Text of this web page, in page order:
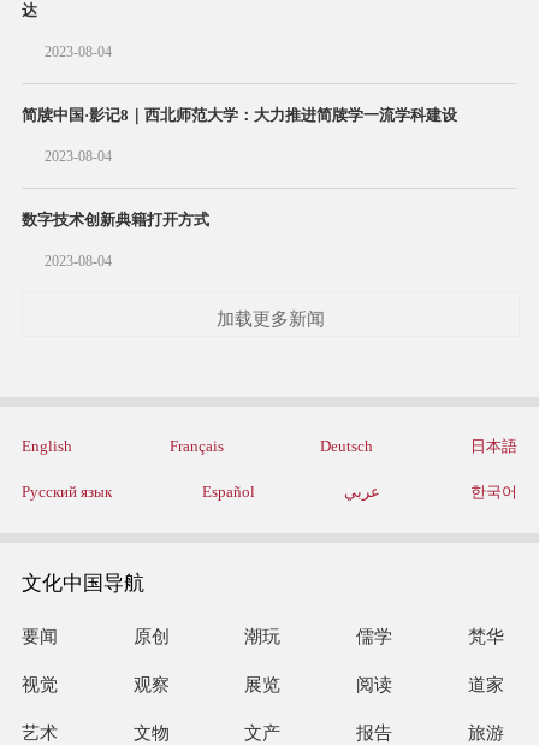
达
2023-08-04
简牍中国·影记8｜西北师范大学：大力推进简牍学一流学科建设
2023-08-04
数字技术创新典籍打开方式
2023-08-04
加载更多新闻
English Français Deutsch 日本語
Русский язык Español عربي 한국어
文化中国导航
要闻 原创 潮玩 儒学 梵华
视觉 观察 展览 阅读 道家
艺术 文物 文产 报告 旅游